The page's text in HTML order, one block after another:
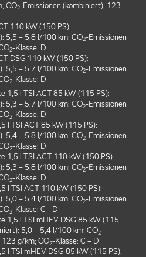
CO2-Emissionen (kombiniert): 123 –
110 kW (150 PS):
5,5 – 5,8 l/100 km; CO2-Emissionen
2-Klasse: D
DSG 110 kW (150 PS):
5,5 – 5,7 l/100 km; CO2-Emissionen
2-Klasse: D
1,5 l TSI ACT 85 kW (115 PS):
5,3 – 5,7 l/100 km; CO2-Emissionen
2-Klasse: D
l TSI ACT 85 kW (115 PS):
5,4 – 5,8 l/100 km; CO2-Emissionen
2-Klasse: D
1,5 l TSI ACT 110 kW (150 PS):
5,3 – 5,8 l/100 km; CO2-Emissionen
2-Klasse: D
l TSI ACT 110 kW (150 PS):
5,0 – 5,4 l/100 km; CO2-Emissionen
2-Klasse: C - D
1,5 l TSI mHEV DSG 85 kW (115
5,0 – 5,4 l/100 km; CO2-
123 g/km; CO2-Klasse: C – D
l TSI mHEV DSG 85 kW (115 PS):